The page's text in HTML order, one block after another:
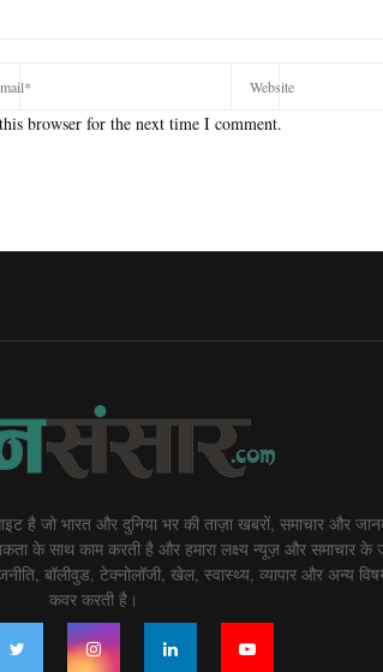
browser for the next time I comment.
है जो भारत और दुनिया भर की ताज़ा खबरों, समाचार और
के साथ काम करती है और हमारा लक्ष्य न्यूज़ और समाचार के
बॉलीवुड, टेक्नोलॉजी, खेल, स्वास्थ्य, व्यापार और अन्य
कवर करती है।